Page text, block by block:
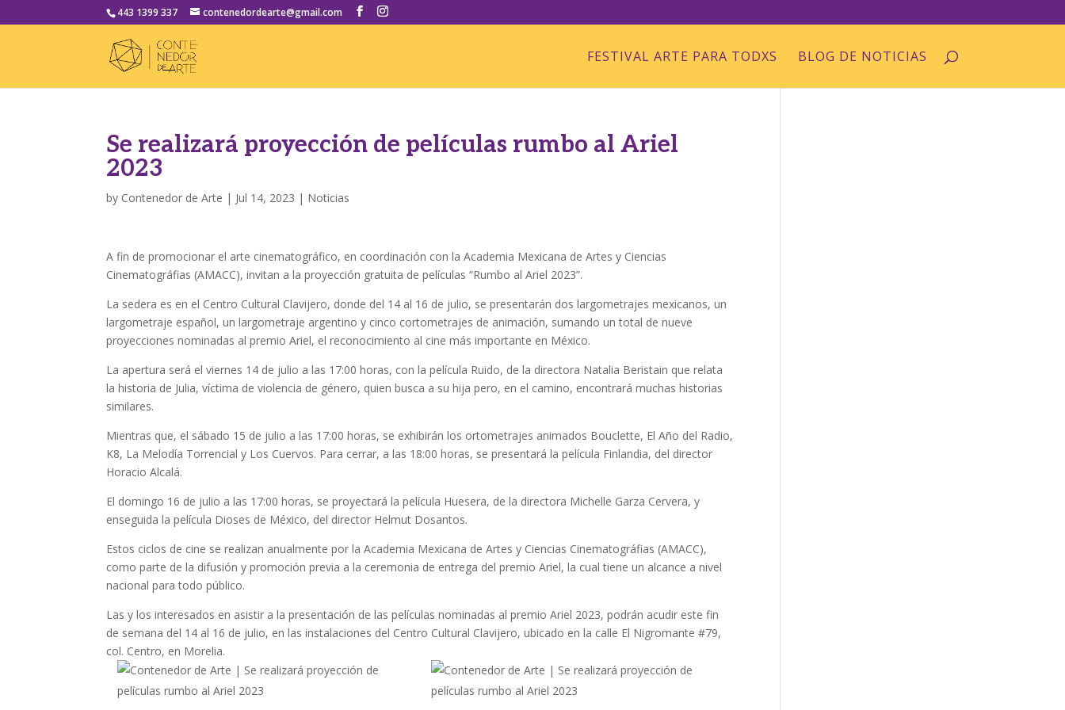
443 1399 337 contenedordearte@gmail.com
FESTIVAL ARTE PARA TODXS BLOG DE NOTICIAS
Se realizará proyección de películas rumbo al Ariel
2023
by Contenedor de Arte | Jul 14, 2023 | Noticias
A fin de promocionar el arte cinematográfico, en coordinación con la Academia Mexicana de Artes y Ciencias
Cinematográfias (AMACC), invitan a la proyección gratuita de películas “Rumbo al Ariel 2023”.
La sedera es en el Centro Cultural Clavijero, donde del 14 al 16 de julio, se presentarán dos largometrajes mexicanos, un
largometraje español, un largometraje argentino y cinco cortometrajes de animación, sumando un total de nueve
proyecciones nominadas al premio Ariel, el reconocimiento al cine más importante en México.
La apertura será el viernes 14 de julio a las 17:00 horas, con la película Ruido, de la directora Natalia Beristain que relata
la historia de Julia, víctima de violencia de género, quien busca a su hija pero, en el camino, encontrará muchas historias
similares.
Mientras que, el sábado 15 de julio a las 17:00 horas, se exhibirán los ortometrajes animados Bouclette, El Año del Radio,
K8, La Melodía Torrencial y Los Cuervos. Para cerrar, a las 18:00 horas, se presentará la película Finlandia, del director
Horacio Alcalá.
El domingo 16 de julio a las 17:00 horas, se proyectará la película Huesera, de la directora Michelle Garza Cervera, y
enseguida la película Dioses de México, del director Helmut Dosantos.
Estos ciclos de cine se realizan anualmente por la Academia Mexicana de Artes y Ciencias Cinematográfias (AMACC),
como parte de la difusión y promoción previa a la ceremonia de entrega del premio Ariel, la cual tiene un alcance a nivel
nacional para todo público.
Las y los interesados en asistir a la presentación de las películas nominadas al premio Ariel 2023, podrán acudir este fin
de semana del 14 al 16 de julio, en las instalaciones del Centro Cultural Clavijero, ubicado en la calle El Nigromante #79,
col. Centro, en Morelia.